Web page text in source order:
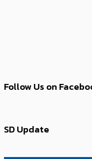
Follow Us on
SD Update